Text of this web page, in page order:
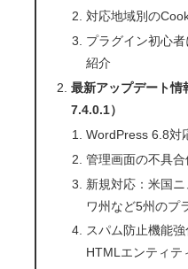
対応地域別の
プラグイン初心
紹介
最新アップデート情
7.4.0.1）
WordPress 6.8対
管理画面の不具
新規対応：米国
ワ州など5州のプ
スパム防止機能
HTMLエンティテ